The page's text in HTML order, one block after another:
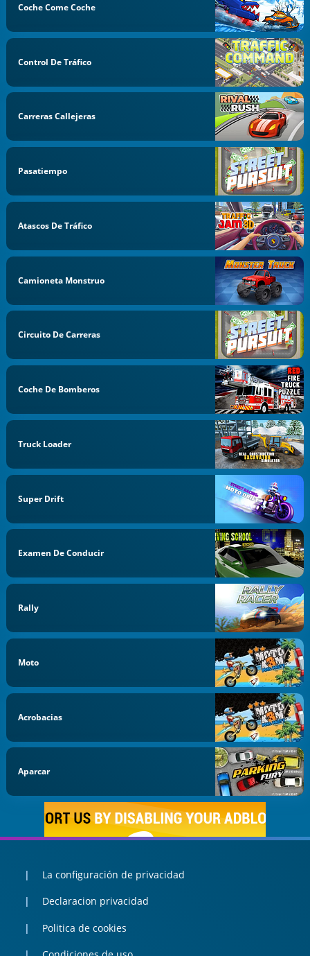
Coche Come Coche
Control De Tráfico
Carreras Callejeras
Pasatiempo
Atascos De Tráfico
Camioneta Monstruo
Circuito De Carreras
Coche De Bomberos
Truck Loader
Super Drift
Examen De Conducir
Rally
Moto
Acrobacias
Aparcar
La configuración de privacidad
Declaracion privacidad
Politica de cookies